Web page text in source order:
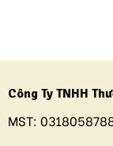
Công Ty TNHH
MST: